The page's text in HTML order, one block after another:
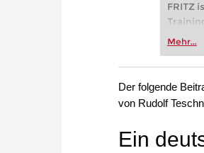
FRITZ
zuvor.
Mehr...
Der folgende
von Rudolf
Ein